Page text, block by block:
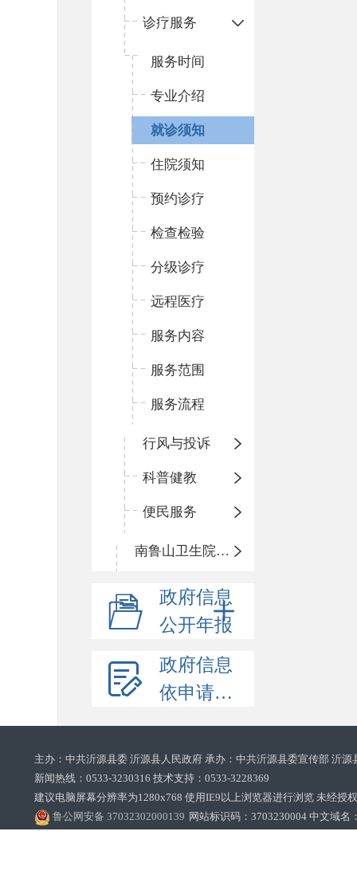
诊疗服务
服务时间
专业介绍
就诊须知
住院须知
预约诊疗
检查检验
分级诊疗
远程医疗
服务内容
服务范围
服务流程
行风与投诉
科普健教
便民服务
南鲁山卫生院三岔分院
政府信息
公开年报
政府信息
依申请公开
主办：中共沂源县委 沂源县人民政府 承办：中共沂源县委宣传部 沂
新闻热线：0533-3230316 技术支持：0533-3228369‌‌
建议电脑屏幕分辨率为1280x768 使用IE9以上浏览器进行浏览 未经授
鲁公网安备 37032302000139 网站标识码：3703230004 中文域名